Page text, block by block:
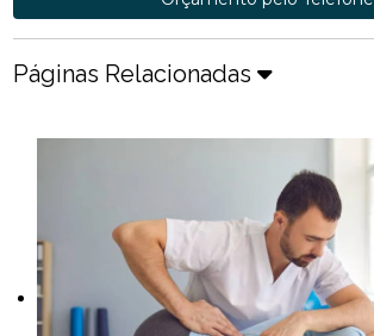
Páginas Relacionadas